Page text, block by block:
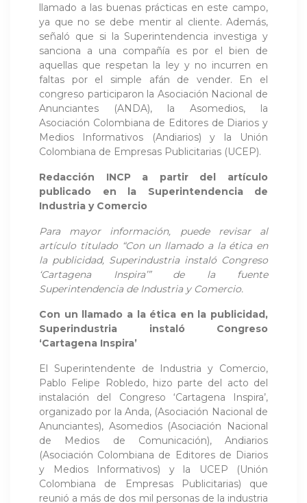
llamado a las buenas prácticas en este campo,
ya que no se debe mentir al cliente. Además,
señaló que si la Superintendencia investiga y
sanciona a una compañía es por el bien de
aquellas que respetan la ley y no incurren en
faltas por el simple afán de vender. En el
congreso participaron la Asociación Nacional de
Anunciantes (ANDA), la Asomedios, la
Asociación Colombiana de Editores de Diarios y
Medios Informativos (Andiarios) y la Unión
Colombiana de Empresas Publicitarias (UCEP).
Redacción INCP a partir del artículo
publicado en la Superintendencia de
Industria y Comercio
Para mayor información, puede revisar al
artículo titulado “Con un llamado a la ética en
la publicidad, Superindustria instaló Congreso
‘Cartagena Inspira’” de la fuente
Superintendencia de Industria y Comercio.
Con un llamado a la ética en la publicidad,
Superindustria instaló Congreso
‘Cartagena Inspira’
El Superintendente de Industria y Comercio,
Pablo Felipe Robledo, hizo parte del acto del
instalación del Congreso ‘Cartagena Inspira’,
organizado por la Anda, (Asociación Nacional de
Anunciantes), Asomedios (Asociación Nacional
de Medios de Comunicación), Andiarios
(Asociación Colombiana de Editores de Diarios
y Medios Informativos) y la UCEP (Unión
Colombiana de Empresas Publicitarias) que
reunió a más de dos mil personas de la industria